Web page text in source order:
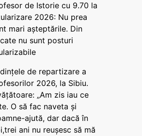
de Istorie cu 9.70 la
2026: Nu prea
mari așteptările. Din
nu sunt posturi
de repartizare a
2026, la Sibiu.
„Am zis iau ce
O să fac naveta și
ajută, dar dacă în
ani nu reușesc să mă